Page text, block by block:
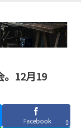
。12月19
Facebook 0